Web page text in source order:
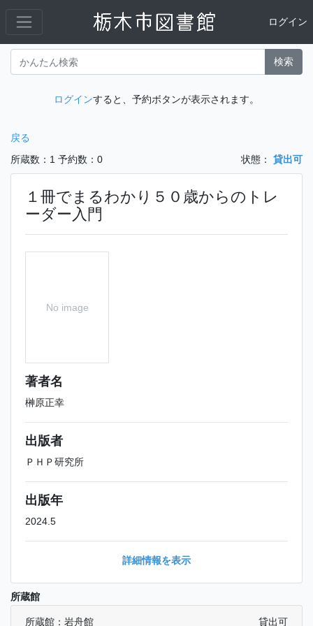
ログイン
検索
ログインすると、予約ボタンが表示されます。
戻る
所蔵数：1 予約数：0 状態： 貸出可
１冊でまるわかり５０歳からのトレ
ーダー入門
No image
著者名
榊原正幸
出版者
ＰＨＰ研究所
出版年
2024.5
詳細情報を表示
所蔵館
所蔵館：岩舟館 貸出可